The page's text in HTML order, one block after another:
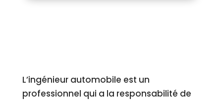
L’ingénieur automobile est un
professionnel qui a la responsabilité de